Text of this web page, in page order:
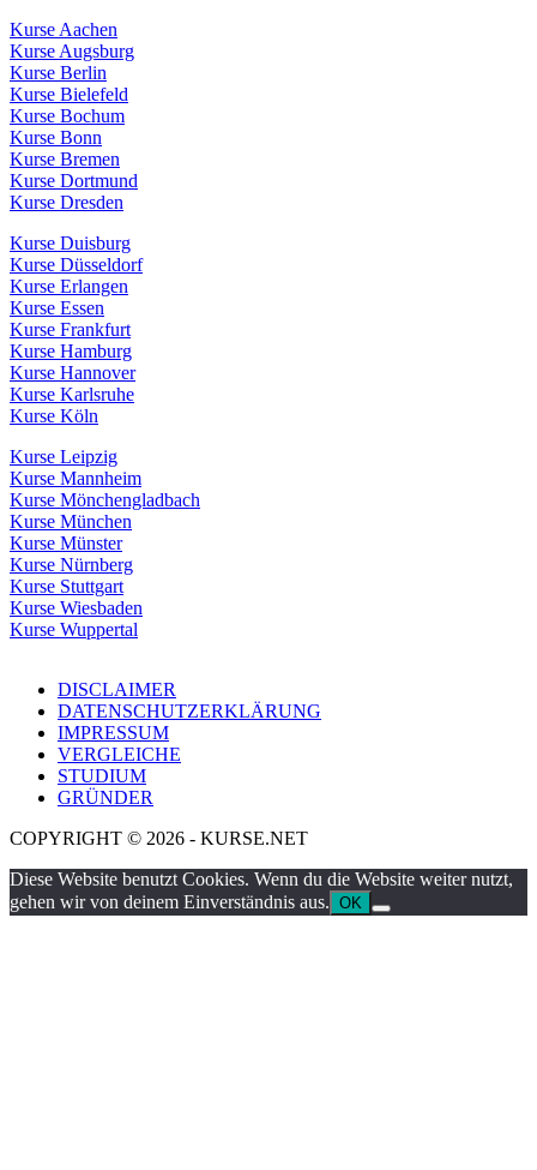
Kurse Aachen
Kurse Augsburg
Kurse Berlin
Kurse Bielefeld
Kurse Bochum
Kurse Bonn
Kurse Bremen
Kurse Dortmund
Kurse Dresden
Kurse Duisburg
Kurse Düsseldorf
Kurse Erlangen
Kurse Essen
Kurse Frankfurt
Kurse Hamburg
Kurse Hannover
Kurse Karlsruhe
Kurse Köln
Kurse Leipzig
Kurse Mannheim
Kurse Mönchengladbach
Kurse München
Kurse Münster
Kurse Nürnberg
Kurse Stuttgart
Kurse Wiesbaden
Kurse Wuppertal
DISCLAIMER
DATENSCHUTZERKLÄRUNG
IMPRESSUM
VERGLEICHE
STUDIUM
GRÜNDER
COPYRIGHT © 2026 - KURSE.NET
Diese Website benutzt Cookies. Wenn du die Website weiter nutzt,
gehen wir von deinem Einverständnis aus. OK